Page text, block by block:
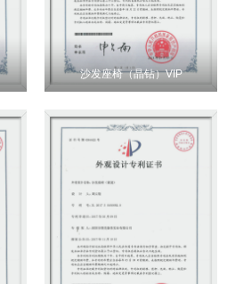
沙发座椅（晶钻）VIP